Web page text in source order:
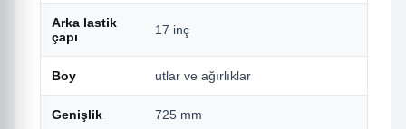
Arka lastik
çapı
17 inç
Boy utlar ve ağırlıklar
Genişlik 725 mm